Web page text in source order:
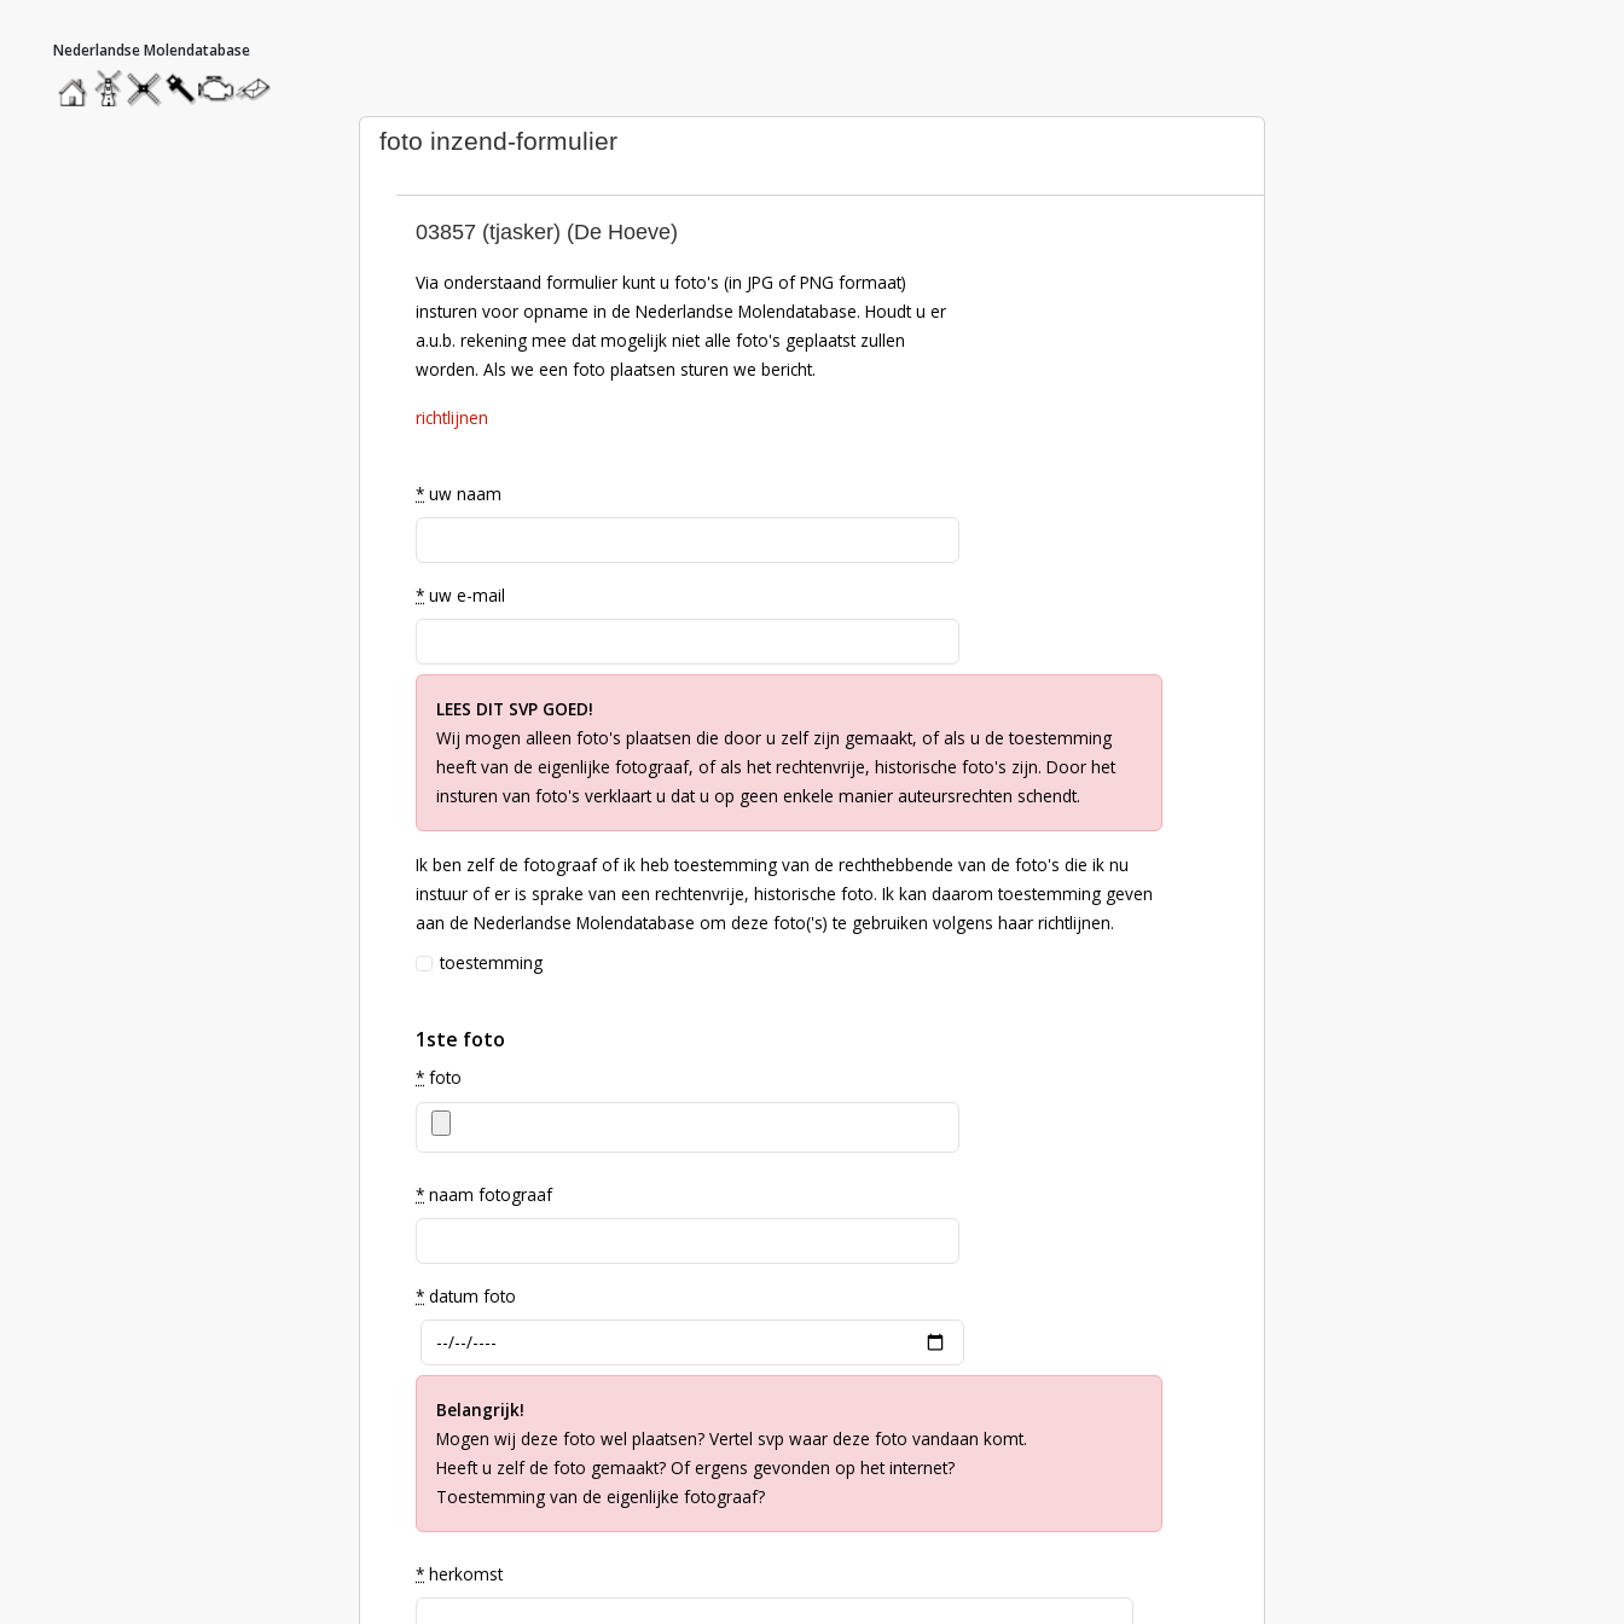
hoofdmenu
homemolendatabase
roedendatabase
assendatabase
motorendatabase
stuur
een
foto inzend-formulier
03857 (tjasker) (De Hoeve)
Via onderstaand formulier kunt u foto's (in JPG of PNG formaat)
insturen voor opname in de Nederlandse Molendatabase. Houdt u er
a.u.b. rekening mee dat mogelijk niet alle foto's geplaatst zullen
worden. Als we een foto plaatsen sturen we bericht.
richtlijnen
* uw naam
* uw e-mail
LEES DIT SVP GOED!
Wij mogen alleen foto's plaatsen die door u zelf zijn gemaakt, of als u de toestemming
heeft van de eigenlijke fotograaf, of als het rechtenvrije, historische foto's zijn. Door het
insturen van foto's verklaart u dat u op geen enkele manier auteursrechten schendt.
Ik ben zelf de fotograaf of ik heb toestemming van de rechthebbende van de foto's die ik nu
instuur of er is sprake van een rechtenvrije, historische foto. Ik kan daarom toestemming geven
aan de Nederlandse Molendatabase om deze foto('s) te gebruiken volgens haar richtlijnen.
toestemming
1ste foto
* foto
* naam fotograaf
* datum foto
Belangrijk!
Mogen wij deze foto wel plaatsen? Vertel svp waar deze foto vandaan komt.
Heeft u zelf de foto gemaakt? Of ergens gevonden op het internet?
Toestemming van de eigenlijke fotograaf?
* herkomst